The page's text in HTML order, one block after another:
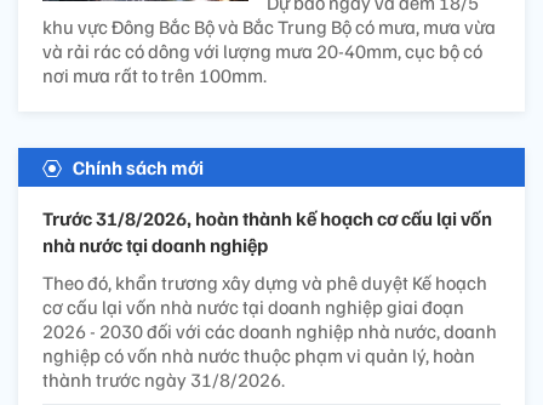
khu vực Đông Bắc Bộ và Bắc Trung Bộ có mưa, mưa vừa
và rải rác có dông với lượng mưa 20-40mm, cục bộ có
nơi mưa rất to trên 100mm.
Chính sách mới
Trước 31/8/2026, hoàn thành kế hoạch cơ cấu lại vốn
nhà nước tại doanh nghiệp
Theo đó, khẩn trương xây dựng và phê duyệt Kế hoạch
cơ cấu lại vốn nhà nước tại doanh nghiệp giai đoạn
2026 - 2030 đối với các doanh nghiệp nhà nước, doanh
nghiệp có vốn nhà nước thuộc phạm vi quản lý, hoàn
thành trước ngày 31/8/2026.